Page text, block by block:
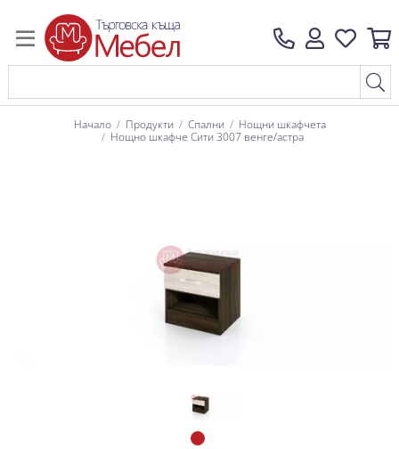
Начало Продукти Спални
Нощни шкафчета
Нощно шкафче Сити 3007 венге/астра